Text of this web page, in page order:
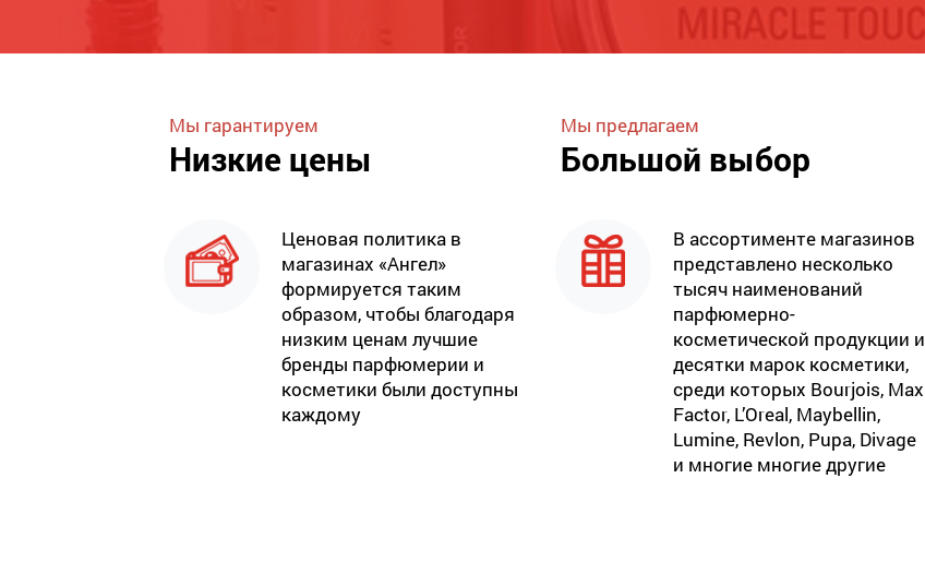
Мы гарантируем
Низкие цены
Ценовая политика в
магазинах «Ангел»
формируется таким
образом, чтобы благодаря
низким ценам лучшие
бренды парфюмерии и
косметики были доступны
каждому
Мы предлагаем
Большой выбор
В ассортименте магазинов
представлено несколько
тысяч наименований
парфюмерно-
косметической продукции и
десятки марок косметики,
среди которых Bourjois, Max
Factor, L’Oreal, Maybellin,
Lumine, Revlon, Pupa, Divage
и многие многие другие